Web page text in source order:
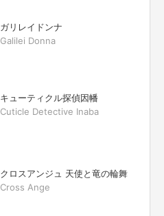
ガリレイドンナ
Galilei Donna
キューティクル探偵因幡
Cuticle Detective Inaba
クロスアンジュ 天使と竜の輪舞
Cross Ange